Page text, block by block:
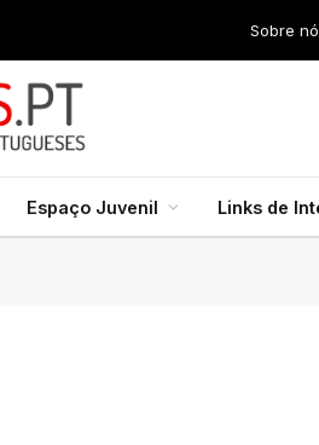
Sobre
Espaço Juvenil Links de